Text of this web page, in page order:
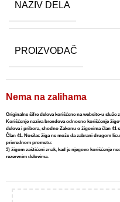
NAZIV DELA
PROIZVOĐAČ
Nema na zalihama
Originalne šifre delova korišćene na website-u služe
Korišćenje naziva brendova odnosno korišćenje
delova i pribora, shodno Zakonu o žigovima član 41
Član 41. Nosilac žiga ne može da zabrani drugom
privrednom prometu:
3) žigom zaštićeni znak, kad je njegovo korišćenje
rezervnim delovima.